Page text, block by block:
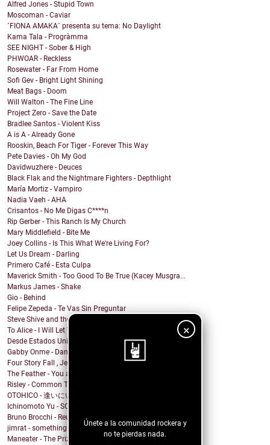
×
Únete a la comunidad rockera y
no te pierdas nada.
Alfred Jones - Stupid Town
Moscoman - Caviar
´FIONA AMAKA´ presenta su tema: No Daylight
Kama Tala - Progràmma
SEE NIGHT - Sober & High
PHWOAR - Reckless
Rosewater - Far From Home
Sofi Gev - Bright Light Shining
Meat Bags - Doom
Will Walton - The Fine Line
Project Zero - Save the Date
Bradlee Santos - Violent Kiss
A is A - Already Gone
Rooskin, Beach For Tiger - Forever This Way
Pete Davies - Oh My God
Davidwuzhere - Deuces
Black Flak and the Nightmare Fighters - Depthlight
María Mortiz - Vampiro
Nadia Vaeh - AHA
Crisantos - No Me Digas C****n
Rip Gerber - This Ranch Is My Church
Mary Middlefield - Bite Me
Joey Collins - Is This What We're Living For?
Let Us Dream - Darling
Primero Café - Esta Culpa
Maverick Smith - Too Good To Be True (Kacey Musgra...
Markus James - Shake
Gio - Behind
Felipe Zepeda - Te Vas Sin Preguntar
Steve Shive and the Urban Saints, Tanqueray Haywar...
To Alice - I Will Let You Down
Desde Estados Unidos MR.PISS nos regala guitarr...
Gabby Onme - Dance in the Mirror
Four Story Fall , Jeremy Abrams - weather // whether
The Feather - You and I
Risley - Common Thread
OTOHICO - 逢いにいきたい - 2023 Remake
Ichinomoto Yu - SCARS BLEEYO!!
Bruno Brocchi - Reunite
jimrat - something
Maneater - The Prize